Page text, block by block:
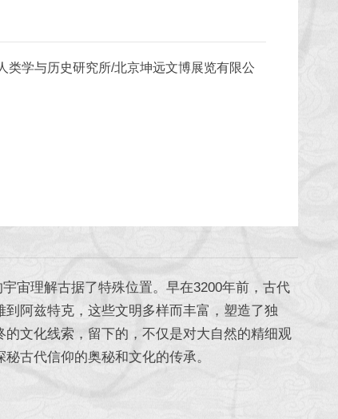
类学与历史研究所/北京坤远文博展览有限公
宙理解古据了特殊位置。早在3200年前，古代
阿兹特克，这些文明多样而丰富，塑造了独
文化线索，留下的，不仅是对大自然的精细观
古代信仰的奥秘和文化的传承。